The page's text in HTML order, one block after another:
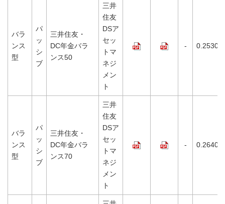
バラ
ンス
型
パ
ッ
シ
ブ
三井住友・
DC年金バラ
ンス50
三井
住友
DSア
セッ
トマ
ネジ
メン
ト
- 0.2530%
バラ
ンス
型
パ
ッ
シ
ブ
三井住友・
DC年金バラ
ンス70
三井
住友
DSア
セッ
トマ
ネジ
メン
ト
- 0.2640%